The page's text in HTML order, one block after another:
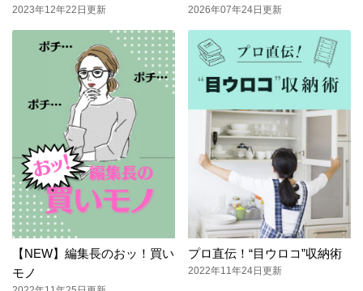
2023年12年22日更新 2026年07年24日更新
【NEW】編集長のおッ！買い
モノ
プロ直伝！“目ウロコ”収納術
2022年11年24日更新